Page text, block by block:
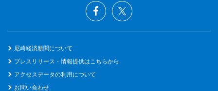
尼崎経済新聞について
プレスリリース・情報提供はこちらから
アクセスデータの利用について
お問い合わせ